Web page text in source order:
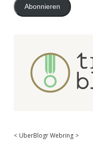
Abonnieren
< UberBlogr Webring >